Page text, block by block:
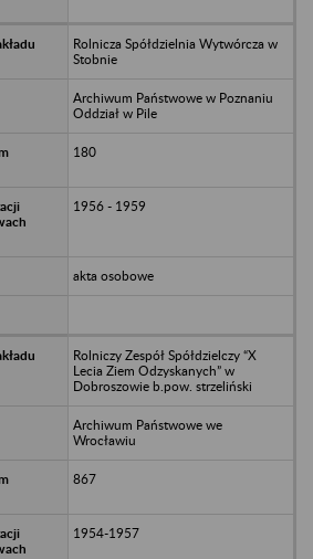
Rolnicza Spółdzielnia Wytwórcza w
Stobnie
Archiwum Państwowe w Poznaniu
Oddział w Pile
180
1956 - 1959
akta osobowe
Rolniczy Zespół Spółdzielczy “X
Lecia Ziem Odzyskanych” w
Dobroszowie b.pow. strzeliński
Archiwum Państwowe we
Wrocławiu
867
1954-1957